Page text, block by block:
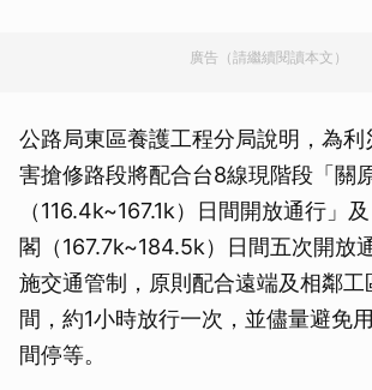
廣告（請繼續閱讀本文）
公路局東區養護工程分局說明，為利
害搶修路段將配合台8線現階段「關
（116.4k~167.1k）日間開放通行」
閣（167.7k~184.5k）日間五次開放
施交通管制，原則配合遠端及相鄰
間，約1小時放行一次，並儘量避免
間停等。